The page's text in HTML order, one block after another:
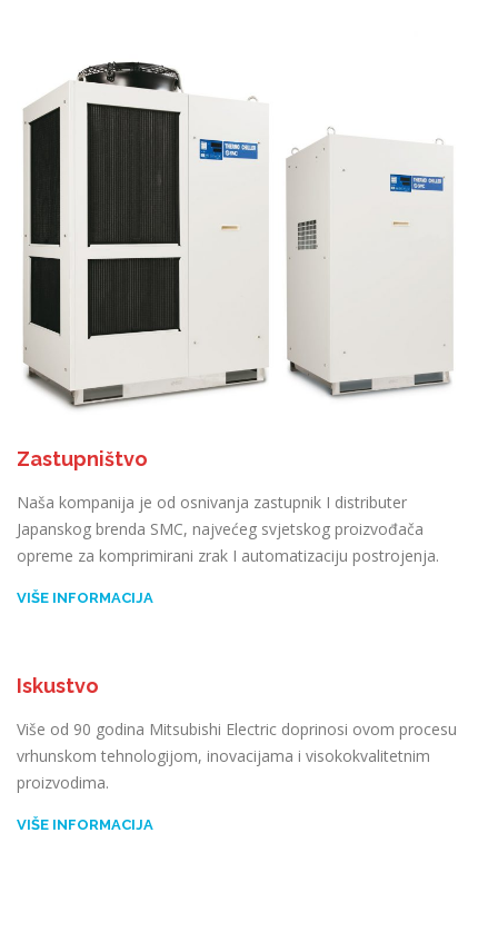
Zastupništvo
Naša kompanija je od osnivanja zastupnik I distributer
Japanskog brenda SMC, najvećeg svjetskog proizvođača
opreme za komprimirani zrak I automatizaciju postrojenja.
VIŠE INFORMACIJA
Iskustvo
Više od 90 godina Mitsubishi Electric doprinosi ovom procesu
vrhunskom tehnologijom, inovacijama i visokokvalitetnim
proizvodima.
VIŠE INFORMACIJA